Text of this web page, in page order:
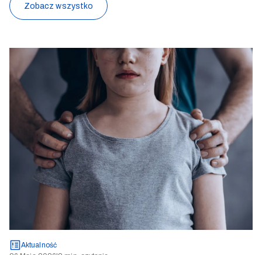
Zobacz wszystko
Aktualność